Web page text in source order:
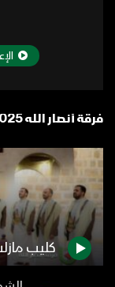
فرقة أنصار الله 2025
كليب مازلت